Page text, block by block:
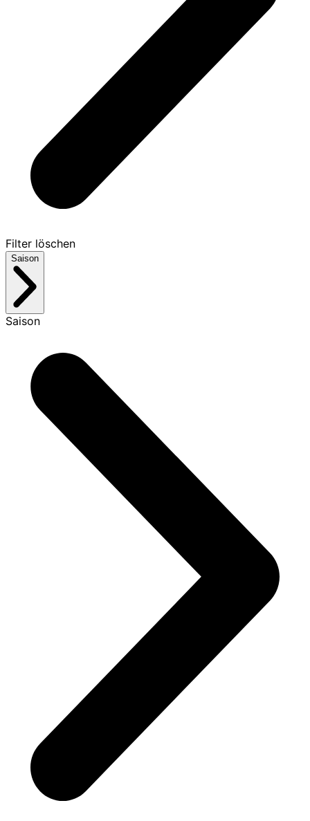
Filter löschen
Saison
Saison